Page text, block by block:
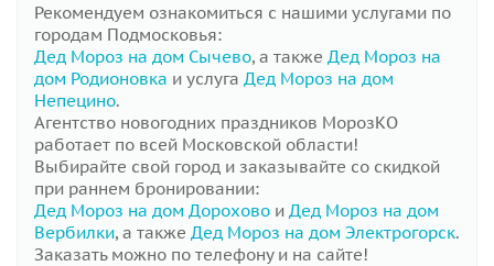
Рекомендуем ознакомиться с нашими услугами по
городам Подмосковья:
Дед Мороз на дом Сычево, а также Дед Мороз на
дом Родионовка и услуга Дед Мороз на дом
Непецино.
Агентство новогодних праздников МорозКО
работает по всей Московской области!
Выбирайте свой город и заказывайте со скидкой
при раннем бронировании:
Дед Мороз на дом Дорохово и Дед Мороз на дом
Вербилки, а также Дед Мороз на дом Электрогорск.
Заказать можно по телефону и на сайте!